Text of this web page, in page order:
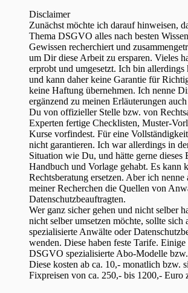
Disclaimer
Zunächst möchte ich darauf hinweisen,
Thema DSGVO alles nach besten
Gewissen recherchiert und
um Dir diese Arbeit zu ersparen. Vieles
erprobt und umgesetzt. Ich bin
und kann daher keine Garantie für
keine Haftung übernehmen. Ich nenne
ergänzend zu meinen Erläuterungen
Du von offizieller Stelle bzw. von
Experten fertige Checklisten, Muster-
Kurse vorfindest. Für eine
nicht garantieren. Ich war allerdings in
Situation wie Du, und hätte gerne dieses
Handbuch und Vorlage gehabt. Es kann
Rechtsberatung ersetzen. Aber ich nenne
meiner Recherchen die Quellen von
Datenschutzbeauftragten.
Wer ganz sicher gehen und nicht selber
nicht selber umsetzen möchte, sollte sich
spezialisierte Anwälte oder
wenden. Diese haben feste Tarife.
DSGVO spezialisierte Abo-Modelle
Diese kosten ab ca. 10,- monatlich bzw.
Fixpreisen von ca. 250,- bis 1200,- Euro